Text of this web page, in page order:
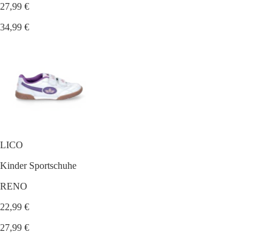
27,99 €
34,99 €
LICO
Kinder Sportschuhe
RENO
22,99 €
27,99 €